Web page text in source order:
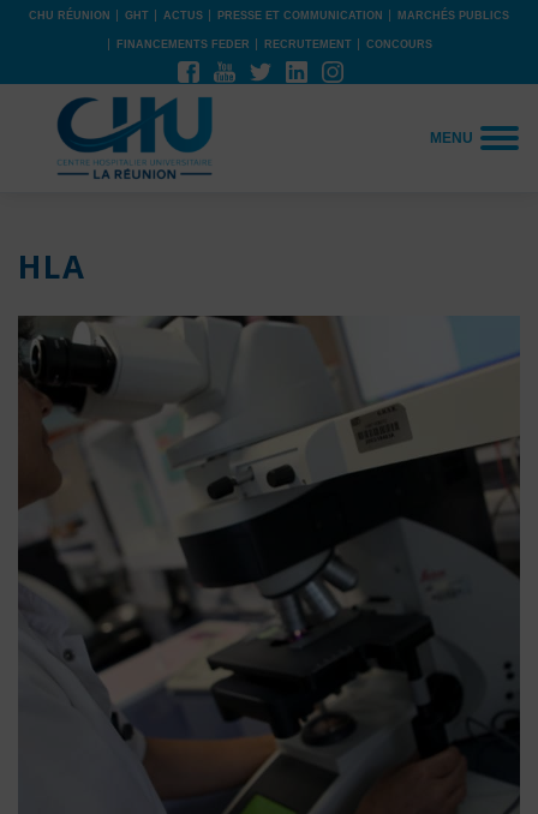
CHU RÉUNION GHT ACTUS PRESSE ET COMMUNICATION MARCHÉS PUBLICS
FINANCEMENTS FEDER RECRUTEMENT CONCOURS
MENU
HLA